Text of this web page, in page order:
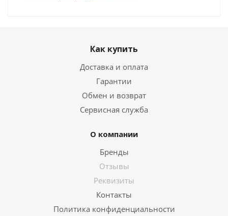
Как купить
Доставка и оплата
Гарантии
Обмен и возврат
Сервисная служба
О компании
Бренды
Отзывы
Реквизиты
Контакты
Политика конфиденциальности